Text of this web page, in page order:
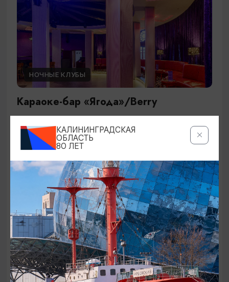
НОЧНЫЕ КЛУБЫ
Караоке-бар «Ягода»/Berry
БАРЫ
КАЛИНИНГРАДСКАЯ
ОБЛАСТЬ
80 ЛЕТ